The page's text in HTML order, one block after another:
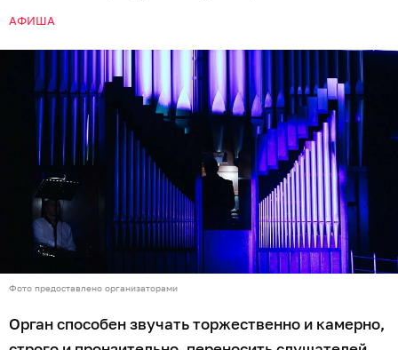
АФИША
Фото предоставлено организаторами
Орган способен звучать торжественно и камерно,